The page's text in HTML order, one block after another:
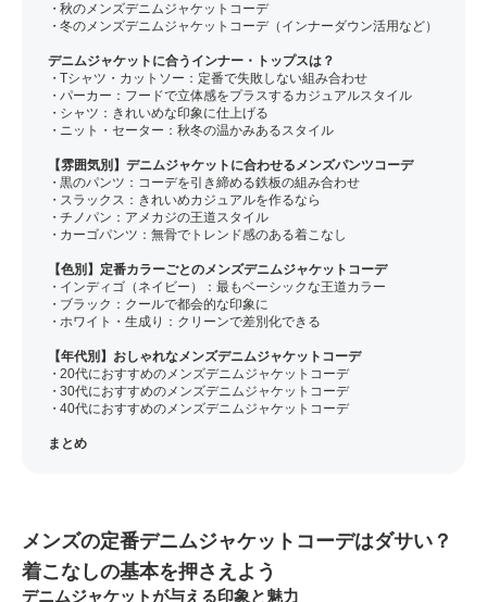
秋のメンズデニムジャケットコーデ
冬のメンズデニムジャケットコーデ（インナーダウン活用など）
デニムジャケットに合うインナー・トップスは？
Tシャツ・カットソー：定番で失敗しない組み合わせ
パーカー：フードで立体感をプラスするカジュアルスタイル
シャツ：きれいめな印象に仕上げる
ニット・セーター：秋冬の温かみあるスタイル
【雰囲気別】デニムジャケットに合わせるメンズパンツコーデ
黒のパンツ：コーデを引き締める鉄板の組み合わせ
スラックス：きれいめカジュアルを作るなら
チノパン：アメカジの王道スタイル
カーゴパンツ：無骨でトレンド感のある着こなし
【色別】定番カラーごとのメンズデニムジャケットコーデ
インディゴ（ネイビー）：最もベーシックな王道カラー
ブラック：クールで都会的な印象に
ホワイト・生成り：クリーンで差別化できる
【年代別】おしゃれなメンズデニムジャケットコーデ
20代におすすめのメンズデニムジャケットコーデ
30代におすすめのメンズデニムジャケットコーデ
40代におすすめのメンズデニムジャケットコーデ
まとめ
メンズの定番デニムジャケットコーデはダサい？
着こなしの基本を押さえよう
デニムジャケットが与える印象と魅力